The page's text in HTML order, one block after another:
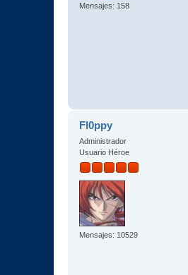
Mensajes: 158
Fl0ppy
Administrador
Usuario Héroe
Mensajes: 10529